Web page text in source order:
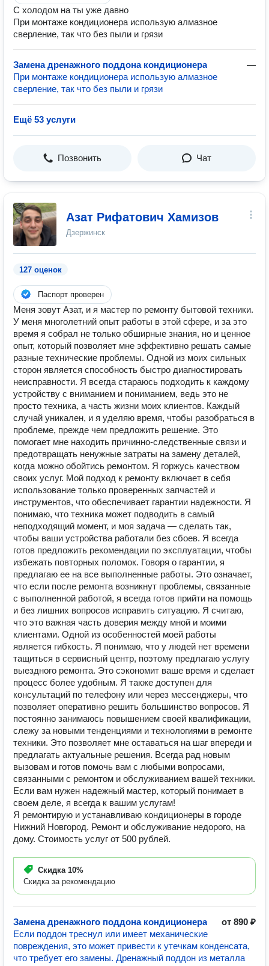
С холодом на ты уже давно
При монтаже кондиционера использую алмазное
сверление, так что без пыли и грязи
Замена дренажного поддона кондиционера
—
При монтаже кондиционера использую алмазное
сверление, так что без пыли и грязи
Ещё 53 услуги
Позвонить Чат
Азат Рифатович Хамизов
Дзержинск
127 оценок
Паспорт проверен
Меня зовут Азат, и я мастер по ремонту бытовой техники.
У меня многолетний опыт работы в этой сфере, и за это
время я собрал не только обширные знания, но и ценное
опыт, который позволяет мне эффективно решать самые
разные технические проблемы. Одной из моих сильных
сторон является способность быстро диагностировать
неисправности. Я всегда стараюсь подходить к каждому
устройству с вниманием и пониманием, ведь это не
просто техника, а часть жизни моих клиентов. Каждый
случай уникален, и я уделяю время, чтобы разобраться в
проблеме, прежде чем предложить решение. Это
помогает мне находить причинно-следственные связи и
предотвращать ненужные затраты на замену деталей,
когда можно обойтись ремонтом. Я горжусь качеством
своих услуг. Мой подход к ремонту включает в себя
использование только проверенных запчастей и
инструментов, что обеспечивает гарантии надежности. Я
понимаю, что техника может подводить в самый
неподходящий момент, и моя задача — сделать так,
чтобы ваши устройства работали без сбоев. Я всегда
готов предложить рекомендации по эксплуатации, чтобы
избежать повторных поломок. Говоря о гарантии, я
предлагаю ее на все выполненные работы. Это означает,
что если после ремонта возникнут проблемы, связанные
с выполненной работой, я всегда готов прийти на помощь
и без лишних вопросов исправить ситуацию. Я считаю,
что это важная часть доверия между мной и моими
клиентами. Одной из особенностей моей работы
является гибкость. Я понимаю, что у людей нет времени
тащиться в сервисный центр, поэтому предлагаю услугу
выездного ремонта. Это сэкономит ваше время и сделает
процесс более удобным. Я также доступен для
консультаций по телефону или через мессенджеры, что
позволяет оперативно решить большинство вопросов. Я
постоянно занимаюсь повышением своей квалификации,
слежу за новыми тенденциями и технологиями в ремонте
техники. Это позволяет мне оставаться на шаг впереди и
предлагать актуальные решения. Всегда рад новым
вызовам и готов помочь вам с любыми вопросами,
связанными с ремонтом и обслуживанием вашей техники.
Если вам нужен надежный мастер, который понимает в
своем деле, я всегда к вашим услугам!
Я ремонтирую и устанавливаю кондиционеры в городе
Нижний Новгород. Ремонт и обслуживание недорого, на
дому. Стоимость услуг от 500 рублей.
Скидка 10%
Скидка за рекомендацию
Замена дренажного поддона кондиционера
от 890 ₽
Если поддон треснул или имеет механические
повреждения, это может привести к утечкам конденсата,
что требует его замены. Дренажный поддон из металла